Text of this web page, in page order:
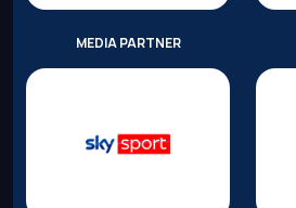
MEDIA PARTNER